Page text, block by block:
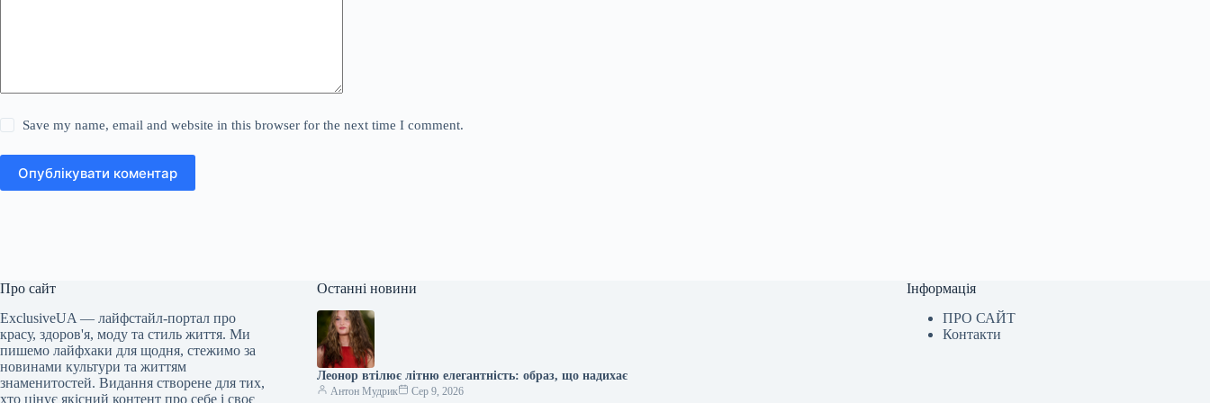
Save my name, email and website in this browser for the next time I comment.
Опублікувати коментар
Про сайт
ExclusiveUA — лайфстайл-портал про
красу, здоров'я, моду та стиль життя. Ми
пишемо лайфхаки для щодня, стежимо за
новинами культури та життям
знаменитостей. Видання створене для тих,
хто цінує якісний контент про себе і своє
Останні новини
Леонор втілює літню елегантність: образ, що надихає
Антон Мудрик Сер 9, 2026
Інформація
ПРО САЙТ
Контакти